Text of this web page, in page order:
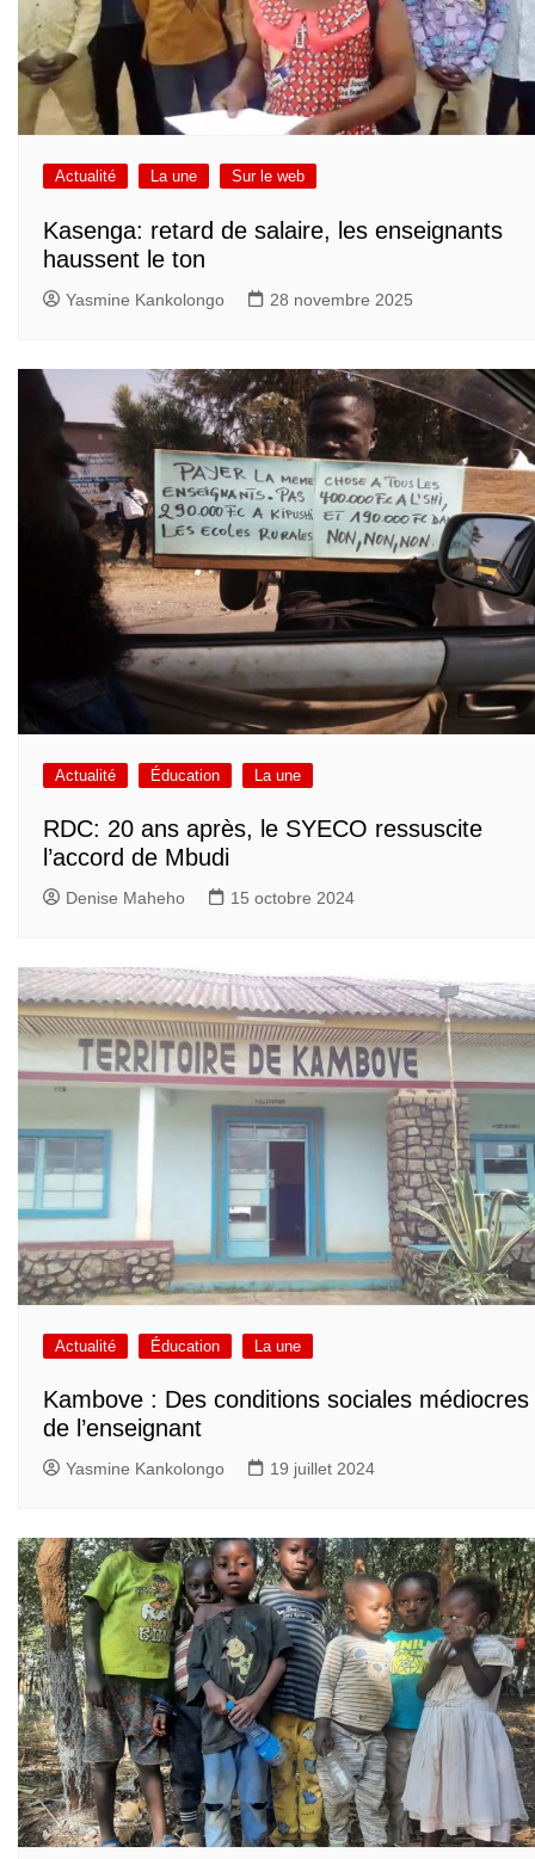
Actualité La une Sur le web
Kasenga: retard de salaire, les enseignants
haussent le ton
Yasmine Kankolongo 28 novembre 2025
Actualité Éducation La une
RDC: 20 ans après, le SYECO ressuscite
l’accord de Mbudi
Denise Maheho 15 octobre 2024
Actualité Éducation La une
Kambove : Des conditions sociales médiocres
de l’enseignant
Yasmine Kankolongo 19 juillet 2024